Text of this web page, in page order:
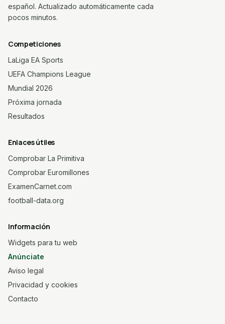
español. Actualizado automáticamente cada
pocos minutos.
Competiciones
LaLiga EA Sports
UEFA Champions League
Mundial 2026
Próxima jornada
Resultados
Enlaces útiles
Comprobar La Primitiva
Comprobar Euromillones
ExamenCarnet.com
football-data.org
Información
Widgets para tu web
Anúnciate
Aviso legal
Privacidad y cookies
Contacto